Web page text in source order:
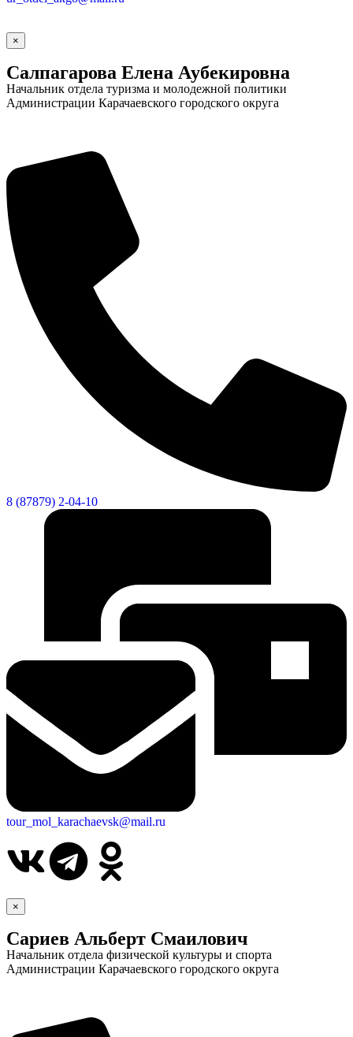
×
Салпагарова Елена Аубекировна
Начальник отдела туризма и молодежной политики
Администрации Карачаевского городского округа
8 (87879) 2-04-10
tour_mol_karachaevsk@mail.ru
×
Сариев Альберт Смаилович
Начальник отдела физической культуры и спорта
Администрации Карачаевского городского округа